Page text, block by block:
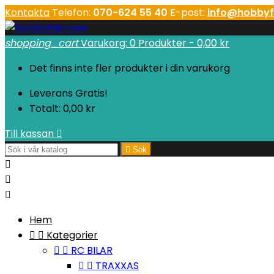
Kontakta Telefon: 070-624 55 40 E-post:
shopping_cartVarukorg: 0 Produkter - 0,00 kr
Det finns inte fler produkter i din varukorg
Leverans Gratis!
Totalt: 0,00 kr
Till kassan 
 Sök



Hem
  Kategorier
  RC BILAR
  TRAXXAS